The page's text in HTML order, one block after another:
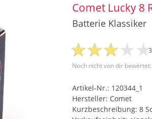
Comet Lucky 8
Batterie Klassiker
Noch nicht von dir
Artikel-Nr.: 120344_1
Hersteller: Comet
Kurzbeschreibung: 8